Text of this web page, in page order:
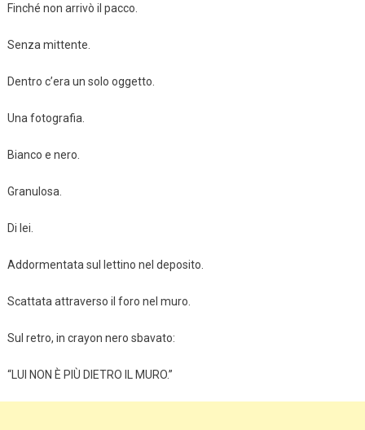
Finché non arrivò il pacco.
Senza mittente.
Dentro c’era un solo oggetto.
Una fotografia.
Bianco e nero.
Granulosa.
Di lei.
Addormentata sul lettino nel deposito.
Scattata attraverso il foro nel muro.
Sul retro, in crayon nero sbavato:
“LUI NON È PIÙ DIETRO IL MURO.”